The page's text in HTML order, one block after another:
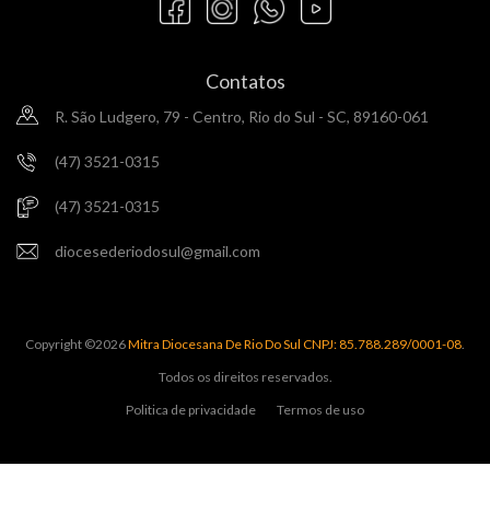
Contatos
R. São Ludgero, 79 - Centro, Rio do Sul - SC, 89160-061
(47) 3521-0315
(47) 3521-0315
diocesederiodosul@gmail.com
Copyright ©2026Mitra Diocesana De Rio Do Sul CNPJ: 85.788.289/0001-08.
Todos os direitos reservados.
Politica de privacidade
Termos de uso